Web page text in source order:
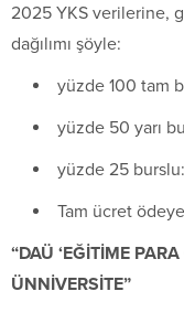
2025 YKS verilerine,
dağılımı şöyle:
yüzde 100 tam
yüzde 50 yarı
yüzde 25
Tam ücret
“DAÜ ‘EĞİTİME
ÜNNİVERSİTE”